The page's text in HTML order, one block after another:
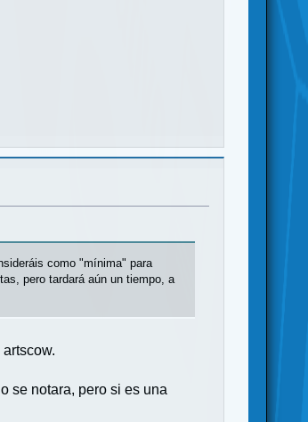
como "mínima" para
pero tardará aún un tiempo, a
se notara, pero si es una